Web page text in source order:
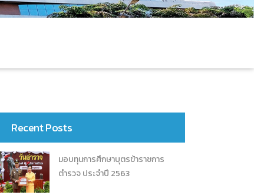
Recent Posts
มอบทุนการศึกษาบุตรข้าราชการ
ตำรวจ ประจำปี 2563